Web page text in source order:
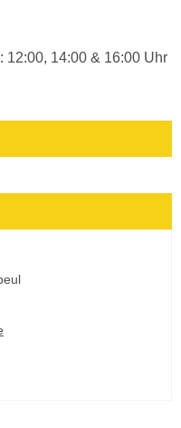
12:00, 14:00 & 16:00 Uhr